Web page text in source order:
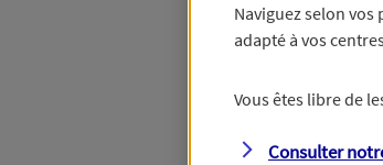
Naviguez selon vos
adapté à vos
Vous êtes libre de
Consulter